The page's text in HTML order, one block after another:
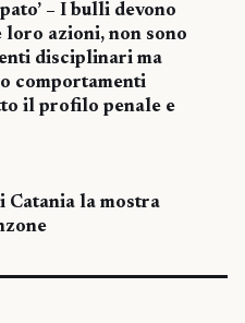
– I bulli devono
loro azioni, non sono
disciplinari ma
comportamenti
il profilo penale e
Catania la mostra